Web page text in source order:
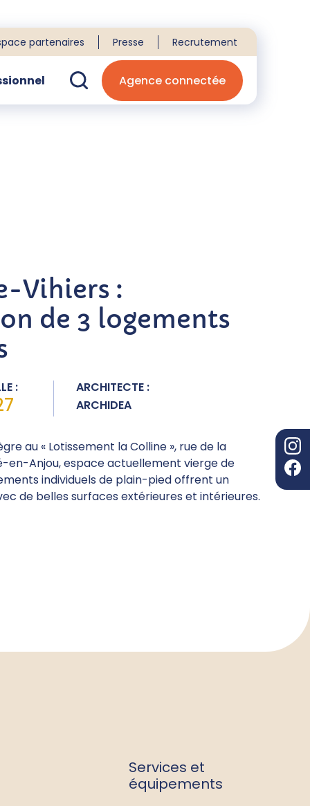
partenaires Presse Recrutement
Agence connectée
Vihiers :
de 3 logements
:
ARCHITECTE :
ARCHIDEA
au « Lotissement la Colline », rue de la
en-Anjou, espace actuellement vierge de
individuels de plain-pied offrent un
de belles surfaces extérieures et intérieures.
Services et
équipements